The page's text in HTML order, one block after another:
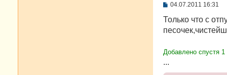
С
о
щ
и
04.07.2011 16:31
Только что с
Добавлено спустя
...